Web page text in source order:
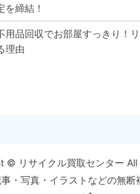
を締結！
用品回収でお部屋すっきり！
理由
© リサイクル買取センター
事・写真・イラストなどの無